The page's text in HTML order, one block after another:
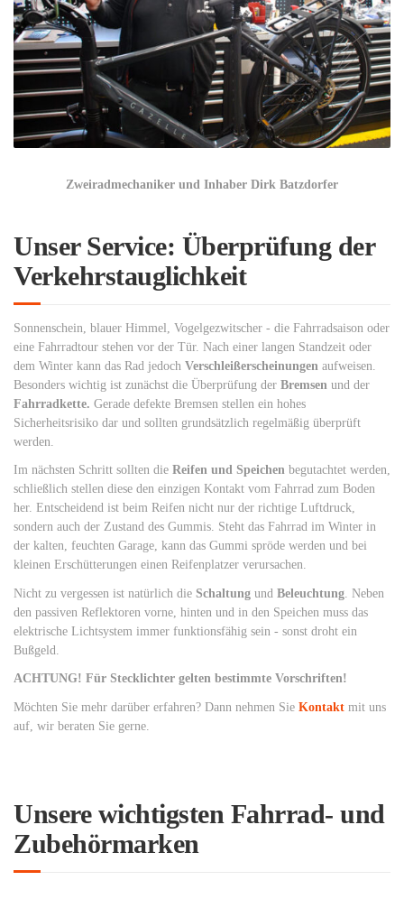
Zweiradmechaniker und Inhaber Dirk Batzdorfer
Unser Service: Überprüfung der
Verkehrstauglichkeit
Sonnenschein, blauer Himmel, Vogelgezwitscher - die Fahrradsaison oder
eine Fahrradtour stehen vor der Tür. Nach einer langen Standzeit oder
dem Winter kann das Rad jedoch Verschleißerscheinungen aufweisen.
Besonders wichtig ist zunächst die Überprüfung der Bremsen und der
Fahrradkette. Gerade defekte Bremsen stellen ein hohes
Sicherheitsrisiko dar und sollten grundsätzlich regelmäßig überprüft
werden.
Im nächsten Schritt sollten die Reifen und Speichen begutachtet werden,
schließlich stellen diese den einzigen Kontakt vom Fahrrad zum Boden
her. Entscheidend ist beim Reifen nicht nur der richtige Luftdruck,
sondern auch der Zustand des Gummis. Steht das Fahrrad im Winter in
der kalten, feuchten Garage, kann das Gummi spröde werden und bei
kleinen Erschütterungen einen Reifenplatzer verursachen.
Nicht zu vergessen ist natürlich die Schaltung und Beleuchtung . Neben
den passiven Reflektoren vorne, hinten und in den Speichen muss das
elektrische Lichtsystem immer funktionsfähig sein - sonst droht ein
Bußgeld.
ACHTUNG! Für Stecklichter gelten bestimmte Vorschriften!
Möchten Sie mehr darüber erfahren? Dann nehmen Sie Kontakt mit uns
auf, wir beraten Sie gerne.
Unsere wichtigsten Fahrrad- und
Zubehörmarken